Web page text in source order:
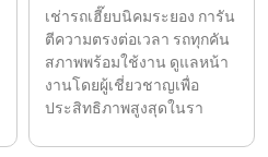
เช่ารถเฮี๊ยบนิคมระยอง การัน
ตีความตรงต่อเวลา รถทุกคัน
สภาพพร้อมใช้งาน ดูแลหน้า
งานโดยผู้เชี่ยวชาญเพื่อ
ประสิทธิภาพสูงสุดในรา